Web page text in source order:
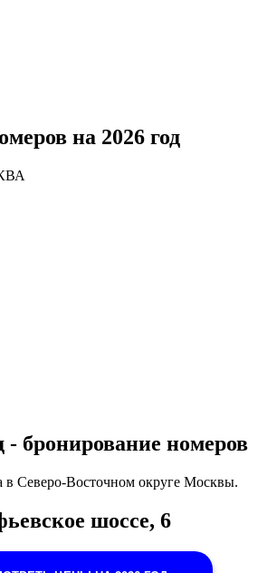
на 2026 год
бронирование номеров
в Северо-Восточном округе Москвы.
шоссе, 6